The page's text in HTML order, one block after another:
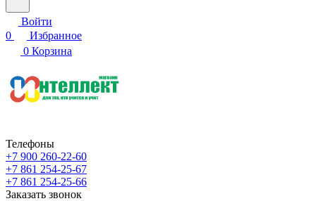
Войти
0
Избранное
0 Корзина
Телефоны
+7 900 260-22-60
+7 861 254-25-67
+7 861 254-25-66
Заказать звонок